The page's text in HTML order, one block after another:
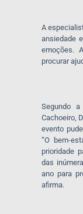
A
ansiedade
emoções.
procurar
Segundo
Cachoeiro,
evento
“O bem-
prioridade
das
ano para
afirma.